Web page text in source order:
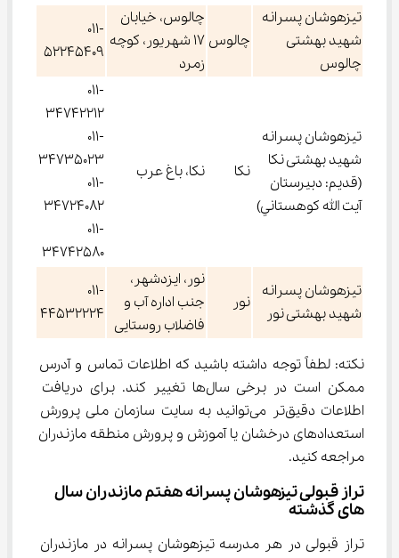
تیزهوشان پسرانه
شهید بهشتی
چالوس
چالوس
چالوس، خیابان
17 شهریور، کوچه
زمرد
011-
52245409
تیزهوشان پسرانه
شهید بهشتی نکا
(قديم: دبيرستان
آيت الله كوهستاني)
نکا نكا، باغ عرب
011-
34742212
011-
34735023
011-
34724082
011-
34742580
تیزهوشان پسرانه
شهید بهشتی نور
نور
نور، ایزدشهر،
جنب اداره آب و
فاضلاب روستایی
011-
44532224
نکته: لطفاً توجه داشته باشید که اطلاعات تماس و آدرس
ممکن است در برخی سال‌ها تغییر کند. برای دریافت
اطلاعات دقیق‌تر می‌توانید به سایت سازمان ملی پرورش
استعدادهای درخشان یا آموزش و پرورش منطقه مازندران
مراجعه کنید.
تراز قبولی تیزهوشان پسرانه هفتم مازندران سال
های گذشته
تراز قبولی در هر مدرسه تیزهوشان پسرانه در مازندران